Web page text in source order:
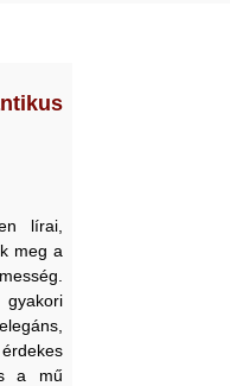
lírai,
meg a
a mű